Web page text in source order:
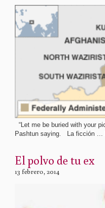
“Let me be buried with your
Pashtun saying. La ficción …
El polvo de tu ex
13 febrero, 2014